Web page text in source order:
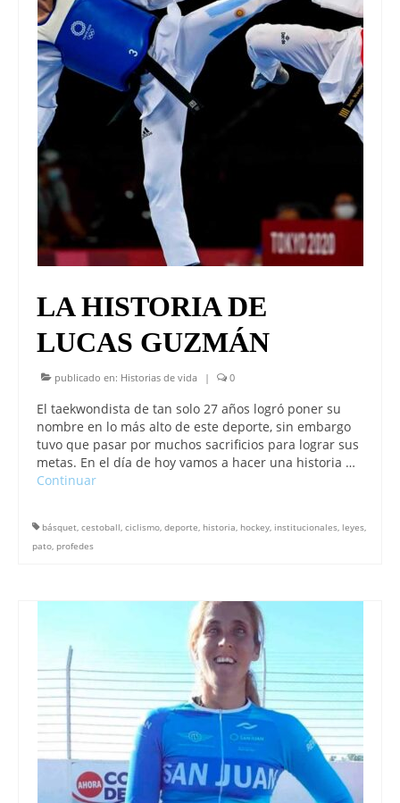
LA HISTORIA DE
LUCAS GUZMÁN
publicado en: Historias de vida | 0
El taekwondista de tan solo 27 años logró poner su
nombre en lo más alto de este deporte, sin embargo
tuvo que pasar por muchos sacrificios para lograr sus
metas. En el día de hoy vamos a hacer una historia …
Continuar
básquet, cestoball, ciclismo, deporte, historia, hockey, institucionales, leyes,
pato, profedes